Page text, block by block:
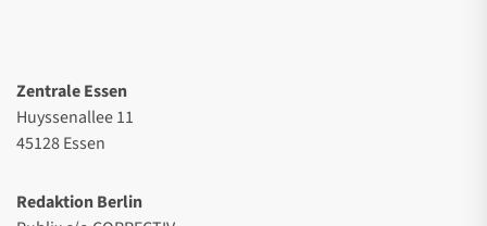
Zentrale Essen
Huyssenallee 11
45128 Essen
Redaktion Berlin